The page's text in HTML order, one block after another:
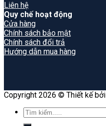
Liên hệ
Quy chế hoạt động
Cửa hàng
Chính sách bảo mật
Chính sách đổi trả
Hướng dẫn mua hàng
Copyright 2026 © Thiết kế
Search
for: